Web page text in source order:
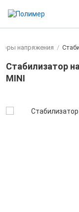
напряжения /
Стабилизатор
MINI